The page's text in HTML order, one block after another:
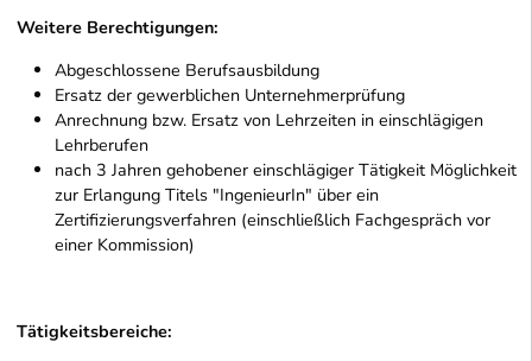
Weitere Berechtigungen:
Abgeschlossene Berufsausbildung
Ersatz der gewerblichen Unternehmerprüfung
Anrechnung bzw. Ersatz von Lehrzeiten in einschlägigen
Lehrberufen
nach 3 Jahren gehobener einschlägiger Tätigkeit Möglichkeit
zur Erlangung Titels "IngenieurIn" über ein
Zertifizierungsverfahren (einschließlich Fachgespräch vor
einer Kommission)
Tätigkeitsbereiche: